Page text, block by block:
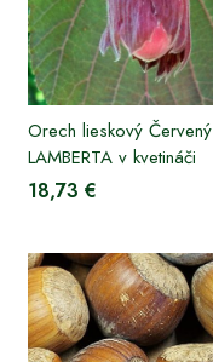
Orech lieskový Červený
LAMBERTA v kvetináči
18,73 €